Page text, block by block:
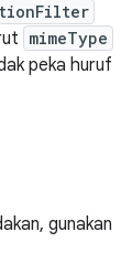
mimeType
peka huruf
gunakan